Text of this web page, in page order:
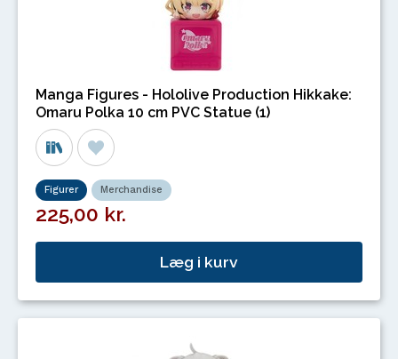
Manga Figures - Hololive Production Hikkake:
Omaru Polka 10 cm PVC Statue (1)
Figurer Merchandise
225,00 kr.
Læg i kurv